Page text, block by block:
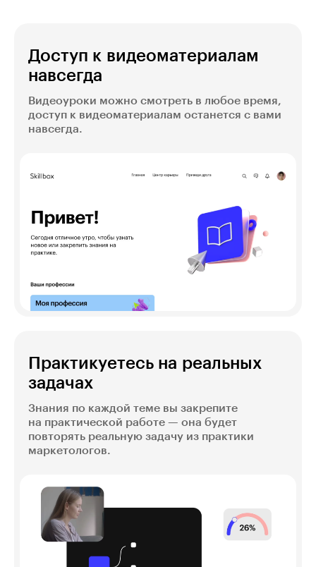
Доступ к видеоматериалам
навсегда
Видеоуроки можно смотреть в любое время,
доступ к видеоматериалам останется с вами
навсегда.
Практикуетесь на реальных
задачах
Знания по каждой теме вы закрепите
на практической работе — она будет
повторять реальную задачу из практики
маркетологов.